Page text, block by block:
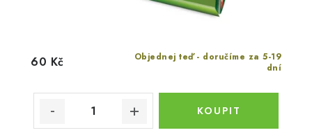
Objednej teď - doručíme za 5-19
dní
60 Kč